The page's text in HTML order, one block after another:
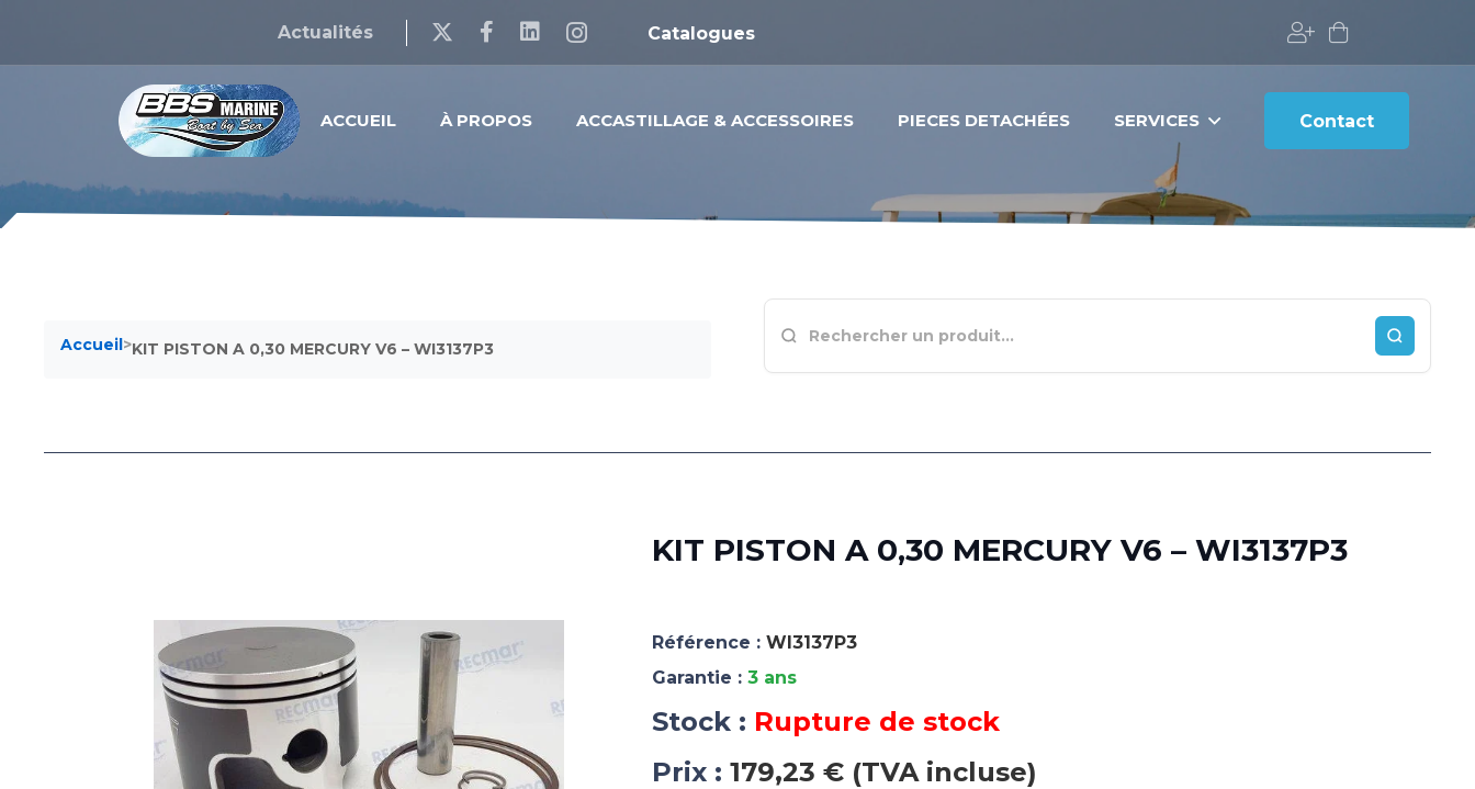
Actualités Catalogues
ACCUEIL À PROPOS ACCASTILLAGE & ACCESSOIRES PIECES DETACHÉES SERVICES Contact
Accueil>KIT PISTON A 0,30 MERCURY V6 – WI3137P3
KIT PISTON A 0,30 MERCURY V6 – WI3137P3
Référence : WI3137P3
Garantie : 3 ans
Stock : Rupture de stock
Prix : 179,23 € (TVA incluse)